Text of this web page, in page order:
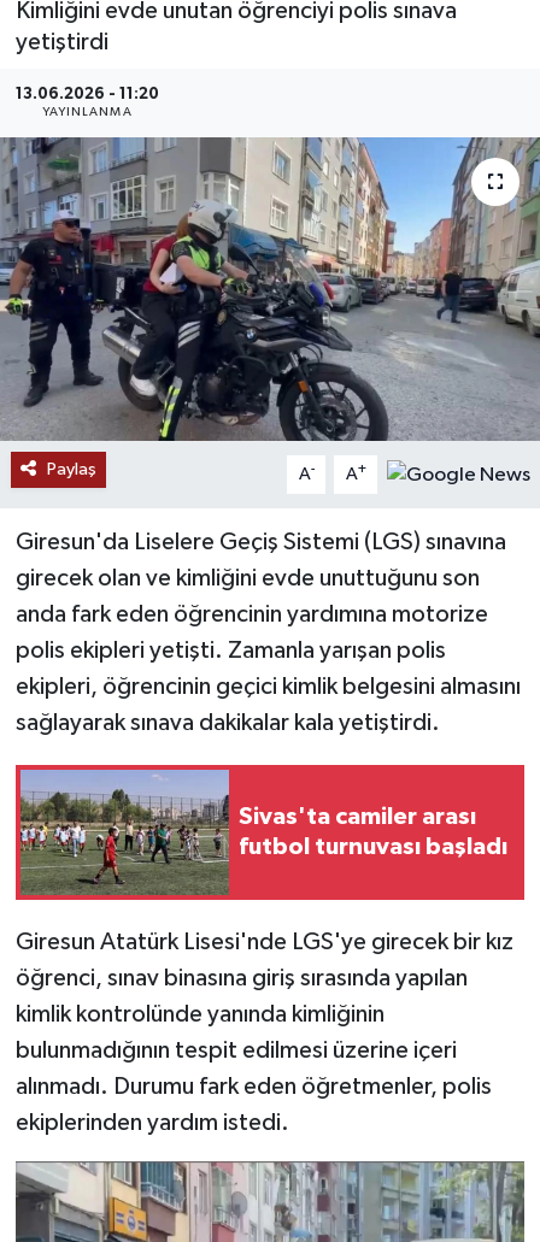
Kimliğini evde unutan öğrenciyi polis sınava
yetiştirdi
13.06.2026 - 11:20
YAYINLANMA
Paylaş A- A+
Giresun'da Liselere Geçiş Sistemi (LGS) sınavına
girecek olan ve kimliğini evde unuttuğunu son
anda fark eden öğrencinin yardımına motorize
polis ekipleri yetişti. Zamanla yarışan polis
ekipleri, öğrencinin geçici kimlik belgesini almasını
sağlayarak sınava dakikalar kala yetiştirdi.
Sivas'ta camiler arası
futbol turnuvası başladı
Giresun Atatürk Lisesi'nde LGS'ye girecek bir kız
öğrenci, sınav binasına giriş sırasında yapılan
kimlik kontrolünde yanında kimliğinin
bulunmadığının tespit edilmesi üzerine içeri
alınmadı. Durumu fark eden öğretmenler, polis
ekiplerinden yardım istedi.
MAGAZİN
ÖZEL HABER
RESMİ İLANLAR
SAĞLIK
SİYASET
SOSYAL YARDIMLAR
SPONSORLU YAZI
SPOR
TEKNOLOJİ